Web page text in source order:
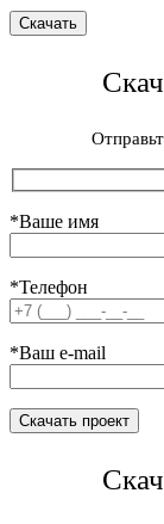
*Ваше имя
*Телефон
*Ваш e-mail